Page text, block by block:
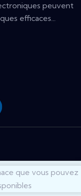
peuvent
efficaces...